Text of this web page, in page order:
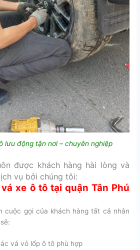
lưu động tận nơi – chuyên nghiệp
được khách hàng hài lòng và
vụ bởi chúng tôi:
xe ô tô tại quận Tân Phú
cuộc gọi của khách hàng tất cả nhân
sẽ:
vá vỏ lốp ô tô phù hợp